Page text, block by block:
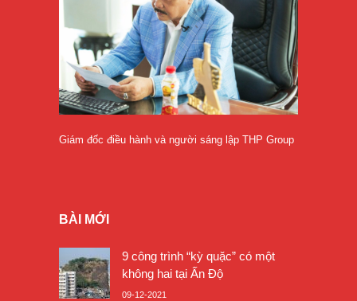
Giám đốc điều hành và người sáng lập THP Group
BÀI MỚI
9 công trình “kỳ quặc” có một
không hai tại Ấn Độ
09-12-2021